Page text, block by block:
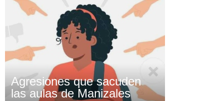
Agresiones que sacuden
las aulas de Manizales